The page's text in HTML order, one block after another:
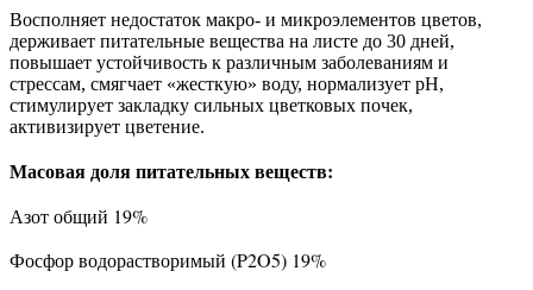
Восполняет недостаток макро- и микроэлементов цветов,
держивает питательные вещества на листе до 30 дней,
повышает устойчивость к различным заболеваниям и
стрессам, смягчает «жесткую» воду, нормализует pH,
стимулирует закладку сильных цветковых почек,
активизирует цветение.
Масовая доля питательных веществ:
Азот общий 19%
Фосфор водорастворимый (P2O5) 19%